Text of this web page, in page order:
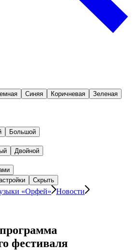
Синяя Коричневая Зеленая
Большой
Двойной
Скрыть
«Орфей» Новости
фестиваля